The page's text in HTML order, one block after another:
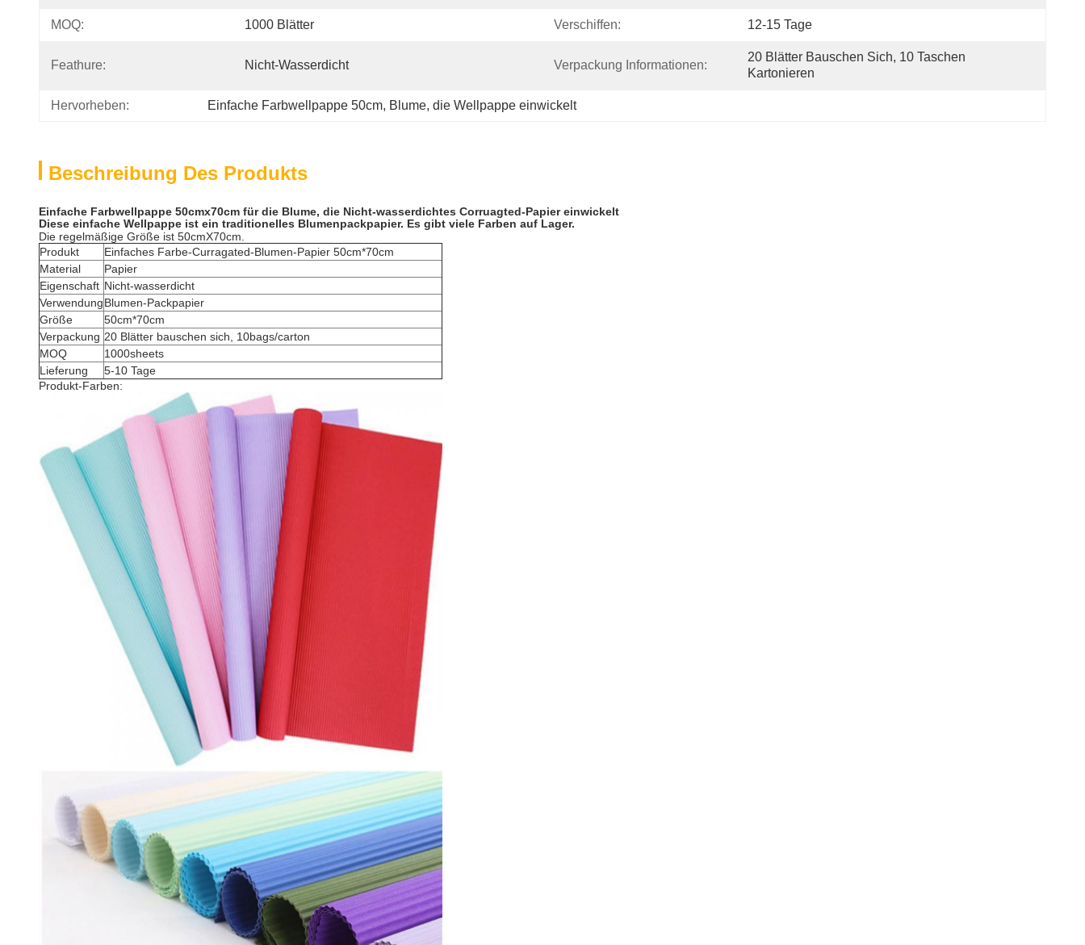
MOQ: 1000 Blätter Verschiffen: 12-15 Tage
Feathure: Nicht-Wasserdicht Verpackung Informationen:
20 Blätter Bauschen Sich, 10 Taschen
Kartonieren
Hervorheben: Einfache Farbwellpappe 50cm, Blume, die Wellpappe einwickelt
Beschreibung Des Produkts
Einfache Farbwellpappe 50cmx70cm für die Blume, die Nicht-wasserdichtes Corruagted-Papier einwickelt
Diese einfache Wellpappe ist ein traditionelles Blumenpackpapier. Es gibt viele Farben auf Lager.
Die regelmäßige Größe ist 50cmX70cm.
Produkt
Einfaches Farbe-Curragated-Blumen-Papier 50cm*70cm
Material
Papier
Eigenschaft Nicht-wasserdicht
VerwendungBlumen-Packpapier
Größe
50cm*70cm
Verpackung 20 Blätter bauschen sich, 10bags/carton
MOQ
1000sheets
Lieferung
5-10 Tage
Produkt-Farben: